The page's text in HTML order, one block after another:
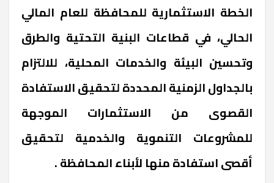
الخطة الاستثمارية للمحافظة للعام المالي
الحالي، في قطاعات البنية التحتية والطرق
وتحسين البيئة والخدمات المحلية، للالتزام
بالجداول الزمنية المحددة لتحقيق الاستفادة
القصوى من الاستثمارات الموجهة
للمشروعات التنموية والخدمية لتحقيق
أقصى استفادة منها لأبناء المحافظة.